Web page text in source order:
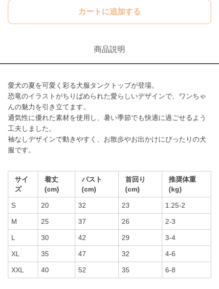
カートに追加する
商品説明
愛犬の夏を可愛く彩る犬服タンクトップが登場。
恐竜のイラストがちりばめられた愛らしいデザインで、ワンちゃ
んの魅力を引き立てます。
通気性に優れた素材を使用し、暑い季節でも快適に過ごせるよう
工夫しました。
袖なしデザインで動きやすく、お散歩やお出かけにぴったりの犬
服です。
サイ
ズ
着丈
(cm)
バスト
(cm)
首回り
(cm)
推奨体重
(kg)
S 20 32 23 1.25-2
M 25 37 26 2-3
L 30 42 29 3-4
XL 35 47 32 4-6
XXL 40 52 35 6-8